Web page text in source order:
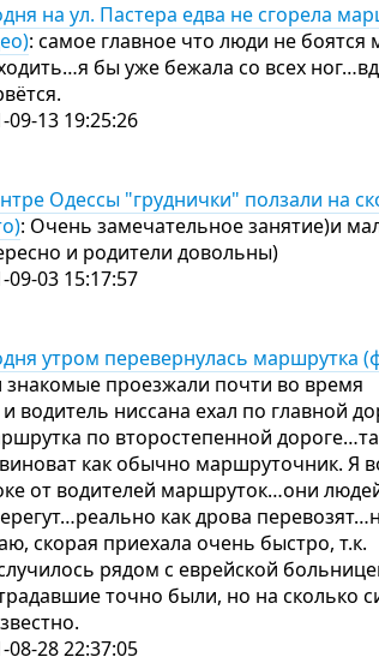
на ул. Пастера едва не сгорела
: самое главное что люди не боятся
бы уже бежала со всех
09-13 19:25:26
Одессы "груднички" ползали на
: Очень замечательное занятие)и
и родители довольны)
09-03 15:17:57
утром перевернулась маршрутка
проезжали почти во время
водитель ниссана ехал по главной
по второстепенной
как обычно маршруточник. Я
от водителей маршруток…они
как дрова
скорая приехала очень быстро, т.к.
рядом с еврейской
точно были, но на сколько
08-28 22:37:05